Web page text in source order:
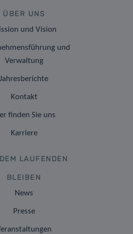
ÜBER UNS
und Vision
und
Verwaltung
Jahresberichte
Kontakt
finden Sie uns
Karriere
LAUFENDEN
BLEIBEN
News
Presse